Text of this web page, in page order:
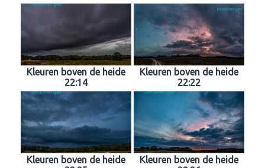
Kleuren boven de heide
22:14
Kleuren boven de heide
22:22
Kleuren boven de heide
Kleuren boven de heide